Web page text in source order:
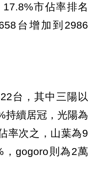
市佔率排名
台增加到2986
台，其中三陽以
持續居冠，光陽為
率次之，山葉為9
，gogoro則為2萬